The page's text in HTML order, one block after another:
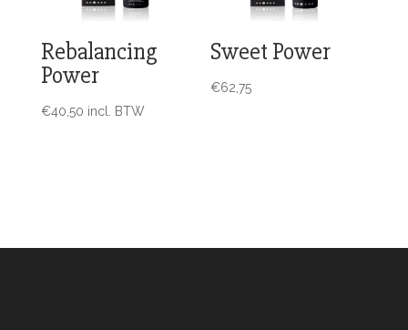
Rebalancing
Power
€40,50 incl. BTW
Sweet Power
€62,75